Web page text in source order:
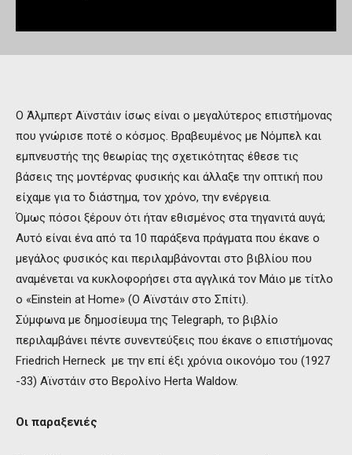
Ο Άλμπερτ Αϊνστάιν ίσως είναι ο μεγαλύτερος επιστήμονας
που γνώρισε ποτέ ο κόσμος. Βραβευμένος με Νόμπελ και
εμπνευστής της θεωρίας της σχετικότητας έθεσε τις
βάσεις της μοντέρνας φυσικής και άλλαξε την οπτική που
είχαμε για το διάστημα, τον χρόνο, την ενέργεια.
Όμως πόσοι ξέρουν ότι ήταν εθισμένος στα τηγανιτά αυγά;
Αυτό είναι ένα από τα 10 παράξενα πράγματα που έκανε ο
μεγάλος φυσικός και περιλαμβάνονται στο βιβλίου που
αναμένεται να κυκλοφορήσει στα αγγλικά τον Μάιο με τίτλο
ο «Einstein at Home» (Ο Αϊνστάιν στο Σπίτι).
Σύμφωνα με δημοσίευμα της Telegraph, το βιβλίο
περιλαμβάνει πέντε συνεντεύξεις που έκανε ο επιστήμονας
Friedrich Herneck με την επί έξι χρόνια οικονόμο του (1927
-33) Αϊνστάιν στο Βερολίνο Herta Waldow.
Οι παραξενιές